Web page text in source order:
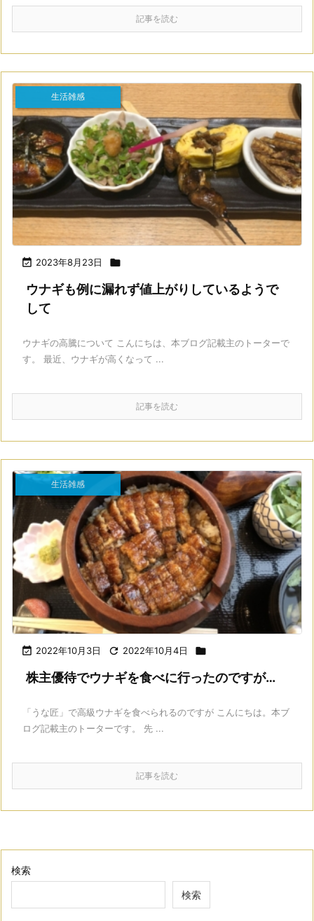
記事を読む
 2023年8月23日 
生活雑感
ウナギも例に漏れず値上がりしているようで
して
ウナギの高騰について こんにちは、本ブログ記載主のトーターで
す。 最近、ウナギが高くなって ...
記事を読む
 2022年10月3日  2022年10月4日 
生活雑感
株主優待でウナギを食べに行ったのですが…
「うな匠」で高級ウナギを食べられるのですが こんにちは。本ブ
ログ記載主のトーターです。 先 ...
記事を読む
検索
検索